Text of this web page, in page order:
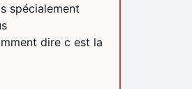
spécialement
dire c est la